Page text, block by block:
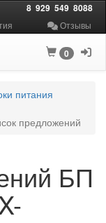
8 929 549 8088
Отзывы
0
питания
предложений
БП